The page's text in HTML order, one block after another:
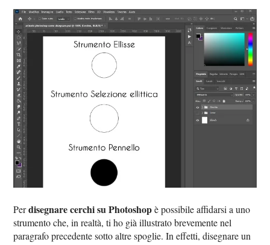
Perdisegnare cerchi su Photoshopè possibile affidarsi a uno
strumento che, in realtà, ti ho già illustrato brevemente nel
paragrafo precedente sotto altre spoglie. In effetti, disegnare un